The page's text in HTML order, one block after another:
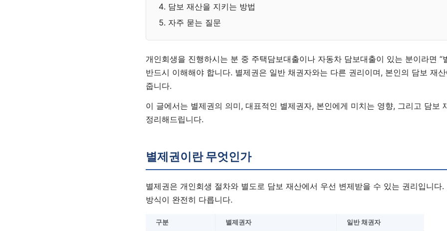
담보 재산을 지키는 방법
자주 묻는 질문
개인회생을 진행하시는 분 중 주택담보대출이나 자동차 담보대출이 있는 분이라면 “
반드시 이해해야 합니다. 별제권은 일반 채권자와는 다른 권리이며, 본인의 담보 재
줍니다.
이 글에서는 별제권의 의미, 대표적인 별제권자, 본인에게 미치는 영향, 그리고 담보
정리해드립니다.
별제권이란 무엇인가
별제권은 개인회생 절차와 별도로 담보 재산에서 우선 변제받을 수 있는 권리입니다
방식이 완전히 다릅니다.
구분 별제권자 일반 채권자